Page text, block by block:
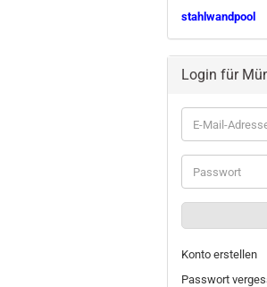
stahlwandpool
Login für
E-
Mail-
Adresse
Passwort
Konto erstellen
Passwort